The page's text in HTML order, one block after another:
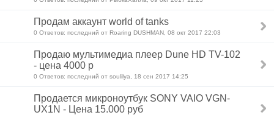
Продам аккаунт world of tanks
0 Ответов: последний от Roaring DUSHMAN, 08 окт 2017 22:03
Продаю мультимедиа плеер Dune HD TV-102
- цена 4000 р
0 Ответов: последний от soulilya, 18 сен 2017 14:25
Продается микроноутбук SONY VAIO VGN-
UX1N - Цена 15.000 руб